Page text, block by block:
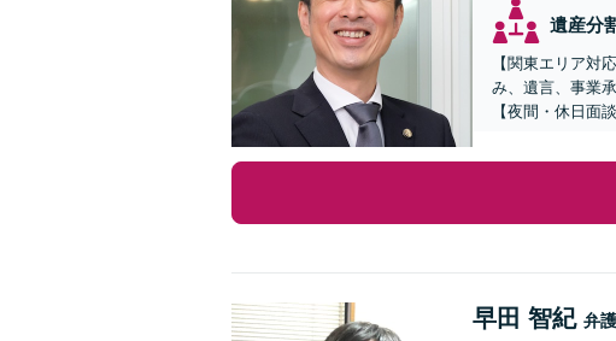
遺産分
【関東エリア対
み、遺言、事業
【夜間・休日面談
早田 智紀 弁